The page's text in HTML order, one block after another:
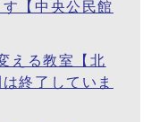
【中央公民館
える教室【北
終了していま